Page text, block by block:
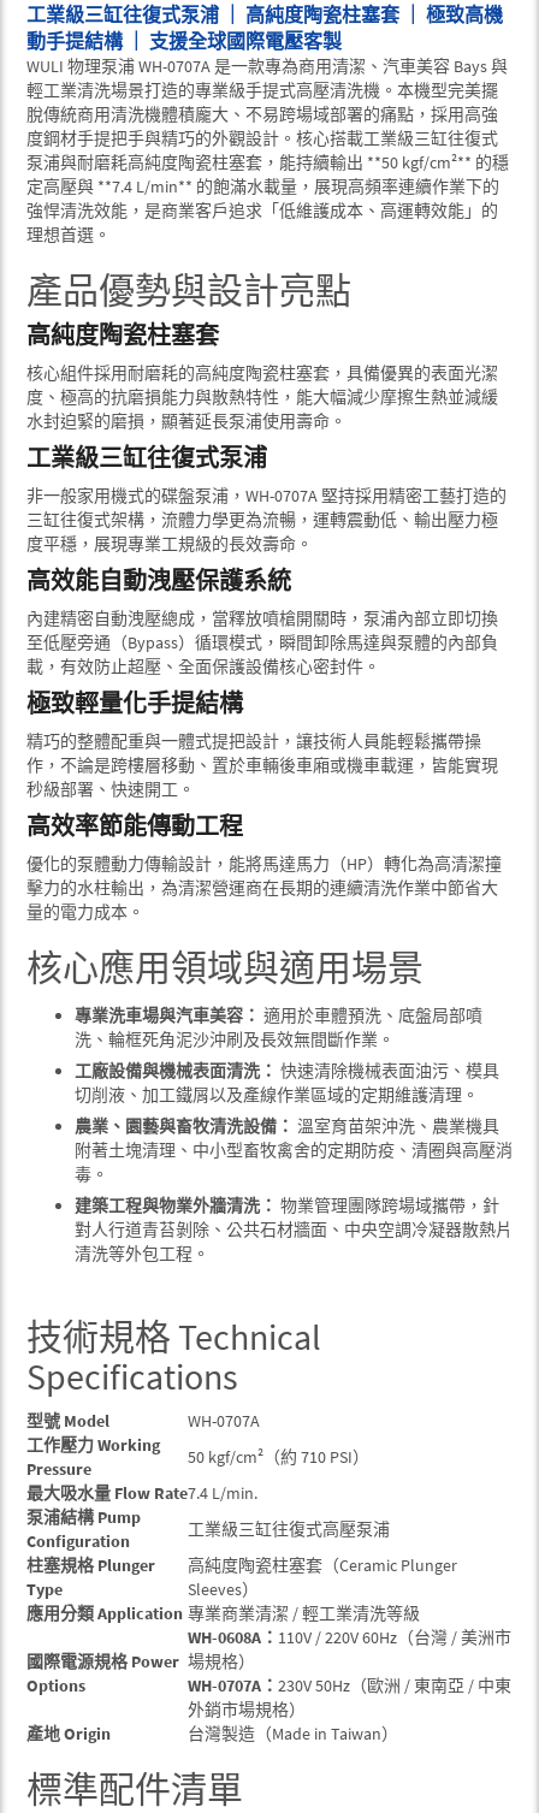
工業級三缸往復式泵浦 ｜ 高純度陶瓷柱塞套 ｜ 極致高機
動手提結構 ｜ 支援全球國際電壓客製
WULI 物理泵浦 WH-0707A 是一款專為商用清潔、汽車美容 Bays 與
輕工業清洗場景打造的專業級手提式高壓清洗機。本機型完美擺
脫傳統商用清洗機體積龐大、不易跨場域部署的痛點，採用高強
度鋼材手提把手與精巧的外觀設計。核心搭載工業級三缸往復式
泵浦與耐磨耗高純度陶瓷柱塞套，能持續輸出 **50 kgf/cm²** 的穩
定高壓與 **7.4 L/min** 的飽滿水載量，展現高頻率連續作業下的
強悍清洗效能，是商業客戶追求「低維護成本、高運轉效能」的
理想首選。
產品優勢與設計亮點
高純度陶瓷柱塞套
核心組件採用耐磨耗的高純度陶瓷柱塞套，具備優異的表面光潔
度、極高的抗磨損能力與散熱特性，能大幅減少摩擦生熱並減緩
水封迫緊的磨損，顯著延長泵浦使用壽命。
工業級三缸往復式泵浦
非一般家用機式的碟盤泵浦，WH-0707A 堅持採用精密工藝打造的
三缸往復式架構，流體力學更為流暢，運轉震動低、輸出壓力極
度平穩，展現專業工規級的長效壽命。
高效能自動洩壓保護系統
內建精密自動洩壓總成，當釋放噴槍開關時，泵浦內部立即切換
至低壓旁通（Bypass）循環模式，瞬間卸除馬達與泵體的內部負
載，有效防止超壓、全面保護設備核心密封件。
極致輕量化手提結構
精巧的整體配重與一體式提把設計，讓技術人員能輕鬆攜帶操
作，不論是跨樓層移動、置於車輛後車廂或機車載運，皆能實現
秒級部署、快速開工。
高效率節能傳動工程
優化的泵體動力傳輸設計，能將馬達馬力（HP）轉化為高清潔撞
擊力的水柱輸出，為清潔營運商在長期的連續清洗作業中節省大
量的電力成本。
核心應用領域與適用場景
專業洗車場與汽車美容： 適用於車體預洗、底盤局部噴
洗、輪框死角泥沙沖刷及長效無間斷作業。
工廠設備與機械表面清洗： 快速清除機械表面油污、模具
切削液、加工鐵屑以及產線作業區域的定期維護清理。
農業、園藝與畜牧清洗設備： 溫室育苗架沖洗、農業機具
附著土塊清理、中小型畜牧禽舍的定期防疫、清圈與高壓消
毒。
建築工程與物業外牆清洗： 物業管理團隊跨場域攜帶，針
對人行道青苔剝除、公共石材牆面、中央空調冷凝器散熱片
清洗等外包工程。
技術規格 Technical
Specifications
型號 Model
WH-0707A
工作壓力 Working
Pressure
50 kgf/cm²（約 710 PSI）
最大吸水量 Flow Rate7.4 L/min.
泵浦結構 Pump
Configuration
工業級三缸往復式高壓泵浦
柱塞規格 Plunger
Type
高純度陶瓷柱塞套（Ceramic Plunger
Sleeves）
應用分類 Application 專業商業清潔 / 輕工業清洗等級
國際電源規格 Power
Options
WH-0608A： 110V / 220V 60Hz（台灣 / 美洲市
場規格）
WH-0707A： 230V 50Hz（歐洲 / 東南亞 / 中東
外銷市場規格）
產地 Origin
台灣製造（Made in Taiwan）
標準配件清單